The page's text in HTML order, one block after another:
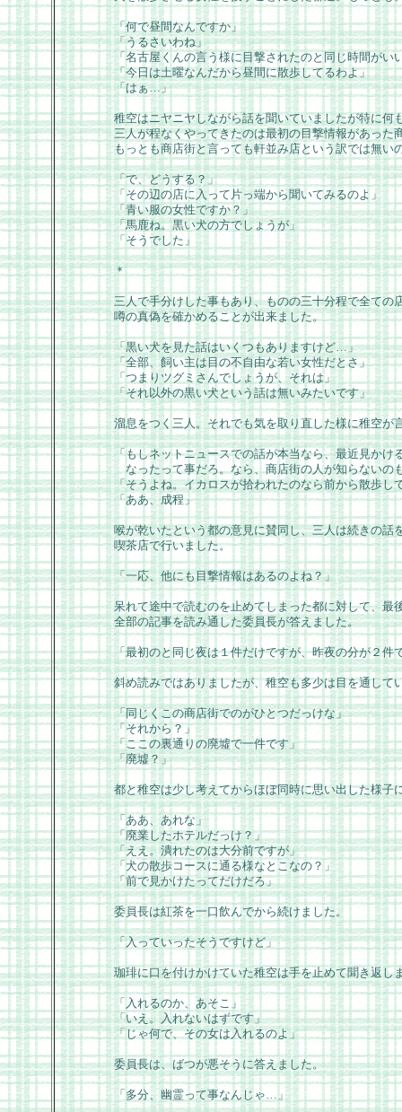
「何で昼間なんですか」
「うるさいわね」
「名古屋くんの言う様に目撃されたのと同じ時間がい
「今日は土曜なんだから昼間に散歩してるわよ」
「はぁ…」
稚空はニヤニヤしながら話を聞いていましたが特に何
三人が程なくやってきたのは最初の目撃情報があった
もっとも商店街と言っても軒並み店という訳では無い
「で、どうする？」
「その辺の店に入って片っ端から聞いてみるのよ」
「青い服の女性ですか？」
「馬鹿ね。黒い犬の方でしょうが」
「そうでした」
＊
三人で手分けした事もあり、ものの三十分程で全ての
噂の真偽を確かめることが出来ました。
「黒い犬を見た話はいくつもありますけど…」
「全部、飼い主は目の不自由な若い女性だとさ」
「つまりツグミさんでしょうが、それは」
「それ以外の黒い犬という話は無いみたいです」
溜息をつく三人。それでも気を取り直した様に稚空が
「もしネットニュースでの話が本当なら、最近見かけ
なったって事だろ。なら、商店街の人が知らないの
「そうよね。イカロスが拾われたのなら前から散歩し
「ああ、成程」
喉が乾いたという都の意見に賛同し、三人は続きの話
喫茶店で行いました。
「一応、他にも目撃情報はあるのよね？」
呆れて途中で読むのを止めてしまった都に対して、最
全部の記事を読み通した委員長が答えました。
「最初のと同じ夜は１件だけですが、昨夜の分が２件
斜め読みではありましたが、稚空も多少は目を通して
「同じくこの商店街でのがひとつだっけな」
「それから？」
「ここの裏通りの廃墟で一件です」
「廃墟？」
都と稚空は少し考えてからほぼ同時に思い出した様子
「ああ、あれな」
「廃業したホテルだっけ？」
「ええ。潰れたのは大分前ですが」
「犬の散歩コースに通る様なとこなの？」
「前で見かけたってだけだろ」
委員長は紅茶を一口飲んでから続けました。
「入っていったそうですけど」
珈琲に口を付けかけていた稚空は手を止めて聞き返し
「入れるのか、あそこ」
「いえ。入れないはずです」
「じゃ何で、その女は入れるのよ」
委員長は、ばつが悪そうに答えました。
「多分、幽霊って事なんじゃ…」